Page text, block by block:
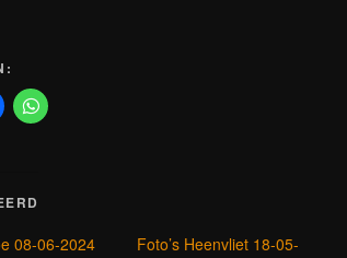
08-06-2024
Foto’s Heenvliet 18-05-